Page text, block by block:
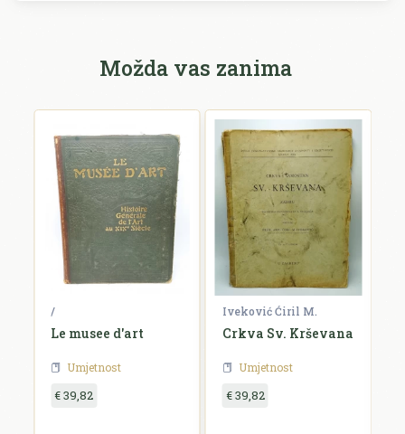
Možda vas zanima
/
Le musee d'art
Umjetnost
€ 39,82
Iveković Ćiril M.
Crkva Sv. Krševana
Umjetnost
€ 39,82